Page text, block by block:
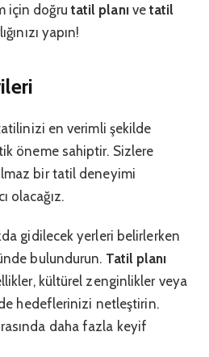
için doğrutatil planıvetatil
yapın!
en verimli şekilde
öneme sahiptir. Sizlere
bir tatil deneyimi
olacağız.
gidilecek yerleri belirlerken
bulundurun. Tatil planı
kültürel zenginlikler veya
hedeflerinizi netleştirin.
daha fazla keyif